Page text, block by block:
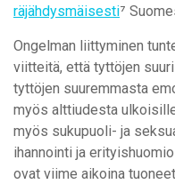
räjähdysmäisesti⁷
Ongelman liittyminen
viitteitä, että tyttöjen
tyttöjen suuremmasta
myös alttiudesta
myös sukupuoli- ja
ihannointi ja
ovat viime aikoina